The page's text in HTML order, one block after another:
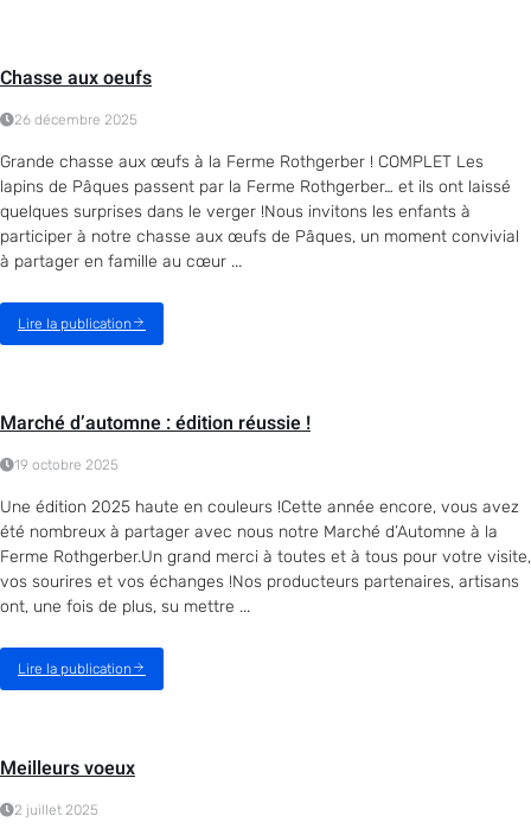
Chasse aux oeufs
26 décembre 2025
Grande chasse aux œufs à la Ferme Rothgerber ! COMPLET Les
lapins de Pâques passent par la Ferme Rothgerber… et ils ont laissé
quelques surprises dans le verger !Nous invitons les enfants à
participer à notre chasse aux œufs de Pâques, un moment convivial
à partager en famille au cœur ...
Lire la publication
Marché d’automne : édition réussie !
19 octobre 2025
Une édition 2025 haute en couleurs !Cette année encore, vous avez
été nombreux à partager avec nous notre Marché d’Automne à la
Ferme Rothgerber.Un grand merci à toutes et à tous pour votre visite,
vos sourires et vos échanges !Nos producteurs partenaires, artisans
ont, une fois de plus, su mettre ...
Lire la publication
Meilleurs voeux
2 juillet 2025